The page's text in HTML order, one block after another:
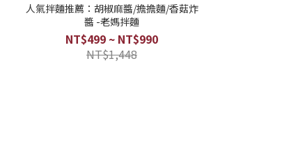
人氣拌麵推薦：胡椒麻醬/擔擔麵/香菇炸
醬 -老媽拌麵
NT$499 ~ NT$990
NT$1,448